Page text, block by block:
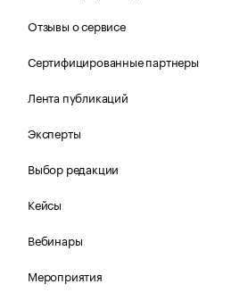
Отзывы о сервисе
Сертифицированные партнеры
Лента публикаций
Эксперты
Выбор редакции
Кейсы
Вебинары
Мероприятия